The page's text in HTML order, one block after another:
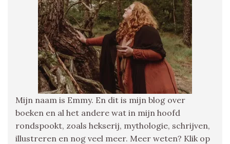
Mijn naam is Emmy. En dit is mijn blog over
boeken en al het andere wat in mijn hoofd
rondspookt, zoals hekserij, mythologie, schrijven,
illustreren en nog veel meer. Meer weten? Klik op